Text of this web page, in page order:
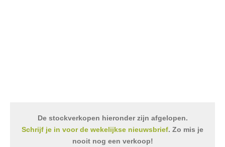
De stockverkopen hieronder zijn afgelopen.
Schrijf je in voor de wekelijkse nieuwsbrief. Zo mis je
nooit nog een verkoop!